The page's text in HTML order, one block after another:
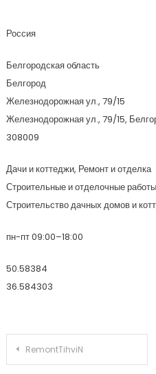
Россия
Белгородская область
Белгород
Железнодорожная ул., 79/15
Железнодорожная ул., 79/15,
308009
Дачи и коттеджи, Ремонт и отделка
Строительные и отделочные
Строительство дачных домов и
пн-пт 09:00–18:00
50.58384
36.584303
Навигация по
RemontTihviN